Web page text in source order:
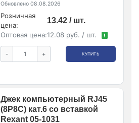
Обновлено 08.08.2026
Розничная
цена:
13.42 / шт.
Оптовая цена:12.08 руб. / шт. !
- + КУПИТЬ
Джек компьютерный RJ45
(8P8C) кат.6 со вставкой
Rexant 05-1031